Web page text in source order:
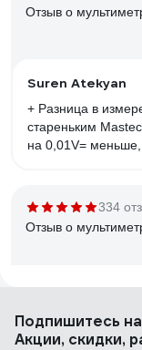
Отзыв о
Suren Atekyan
+ Разница в
стареньким
на 0,01V=
334
Отзыв о
Хорошо с
Подпишитесь
Акции, скидки,